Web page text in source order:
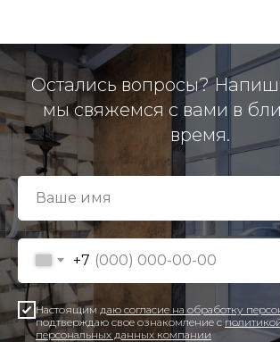
Остались вопросы?
мы свяжемся с вами в
время.
+7
Настоящим даю согласие на обработку
подтверждаю свое ознакомление с
персональных данных компании